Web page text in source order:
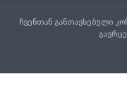
ჩვენთან განთავსებული